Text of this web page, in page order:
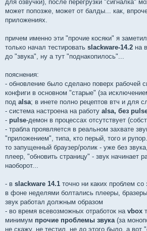
для озвучки), после перегрузки "сигналка"
может попозже, может от балды... как,
приложениях.
причем именно эти "прочие косяки" я
только начал тестировать slackware-14.2 на
до "звука", ну а тут "поднакопилось"...
пояснения:
- обновление было сделано поверх рабочей
конфиги в основном "старые" (за
под alsa; в инете полно рецептов втч и для
- система настроена на работу alsa, без
- pulse-демон в процессах отсутствует
- трабла проявляется в реальном захвате
"приложением", типа, кто перый, того и
то запущенный браузер/ролик - уже без
плеер, "обновить страницу" - звук начинает
наоборот...
- в slackware 14.1 точно ни каких проблем
в фоне неделями болтались плееры,
звук работал должным образом
- во время всевозможных отработок на vbox
минимум прочие проблемы звука(за
не скажу, не тестил, не до этого было, а вот